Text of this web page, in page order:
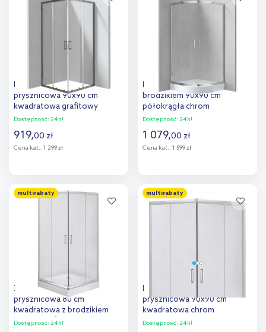
porównania
Deante Funkia Evo kabina
prysznicowa 90x90 cm
kwadratowa grafitowy
szczotkowany/szkło
Dostępność: 24h!
919,00 zł
Cena kat.: 1 299 zł
Dodaj do
Deante Funkia kabina z
brodzikiem 90x90 cm
półokrągła chrom
połysk/szkło przezroczyste
Dostępność: 24h!
1 079,00 zł
Cena kat.: 1 599 zł
Dodaj do
multirabaty
Zestaw Deante Funkia kabina
prysznicowa 80 cm
kwadratowa z brodzikiem
Corner i syfonem
Dostępność: 24h!
multirabaty
Deante Funkia kabina
prysznicowa 90x90 cm
kwadratowa chrom
połysk/szkło matowe
Dostępność: 24h!